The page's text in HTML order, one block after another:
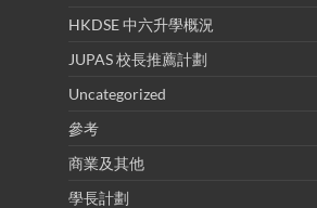
HKDSE 中六升學概況
JUPAS 校長推薦計劃
Uncategorized
參考
商業及其他
學長計劃